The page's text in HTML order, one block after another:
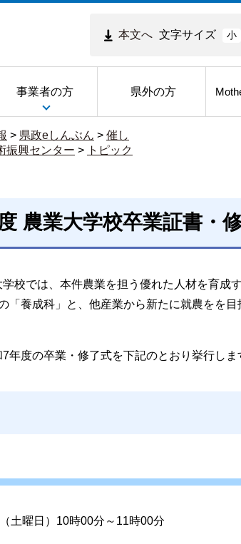
本文へ 文字サイズ 小
事業者の方 県外の方
> 県政eしんぶん > 催し
振興センター > トピック
農業大学校卒業証書・
校では、本件農業を担う優れた人材を育成
「養成科」と、他産業から新たに就農をを
年度の卒業・修了式を下記のとおり挙行しま
土曜日）10時00分～11時00分